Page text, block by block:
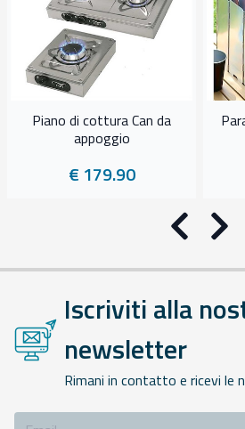
Piano di cottura Can da
appoggio
€ 179.90
Iscriviti alla
newsletter
Rimani in contatto e ricevi le